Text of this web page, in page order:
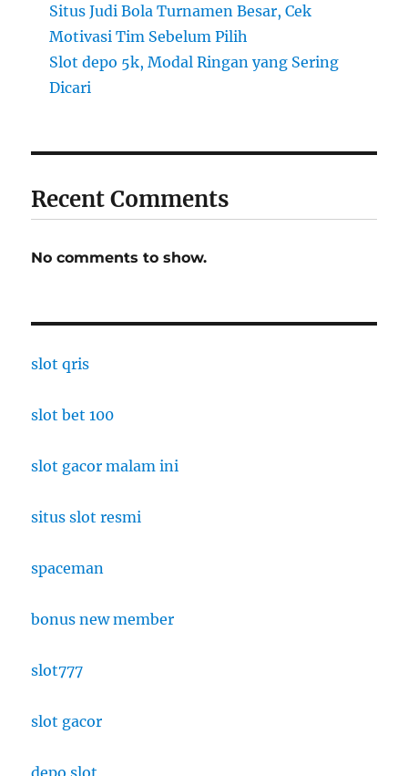
Situs Judi Bola Turnamen Besar, Cek
Motivasi Tim Sebelum Pilih
Slot depo 5k, Modal Ringan yang Sering
Dicari
Recent Comments
No comments to show.
slot qris
slot bet 100
slot gacor malam ini
situs slot resmi
spaceman
bonus new member
slot777
slot gacor
depo slot